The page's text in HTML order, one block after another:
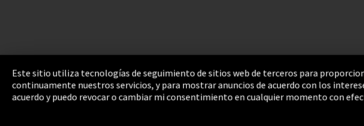
Pie de imprenta Política de privacidad Cookie Settings
Este sitio utiliza tecnologías de seguimiento de sitios web de terceros para
continuamente nuestros servicios, y para mostrar anuncios de acuerdo con los
acuerdo y puedo revocar o cambiar mi consentimiento en cualquier momento con